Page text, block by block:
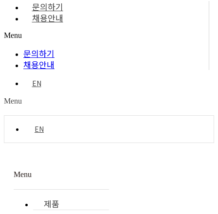
문의하기
채용안내
Menu
문의하기
채용안내
EN
Menu
EN
Menu
제품